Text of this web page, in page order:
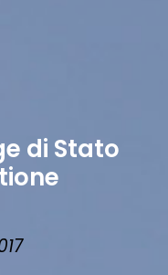
di Stato